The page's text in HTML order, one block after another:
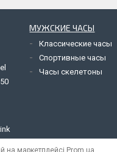
МУЖСКИЕ ЧАСЫ
Классические часы
Спортивные часы
Часы скелетоны
на маркетплейсі Prom.ua